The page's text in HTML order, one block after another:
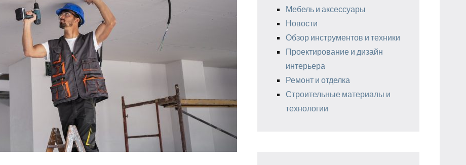
Мебель и аксессуары
Новости
Обзор инструментов и техники
Проектирование и дизайн
интерьера
Ремонт и отделка
Строительные материалы и
технологии